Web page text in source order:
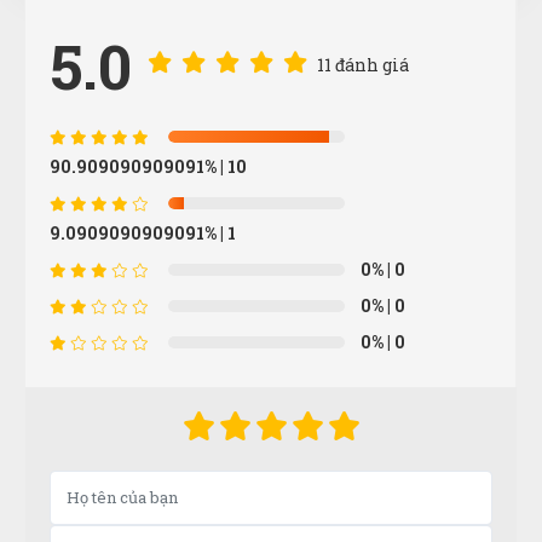
5.0 11 đánh giá
90.909090909091%| 10
9.0909090909091%| 1
0%| 0
0%| 0
0%| 0
Thái Quý
Thật khổng thể tin nổi. Chất đến từng đồng
ND
(Đánh giá 1 năm trước)
CĐ
Công Định